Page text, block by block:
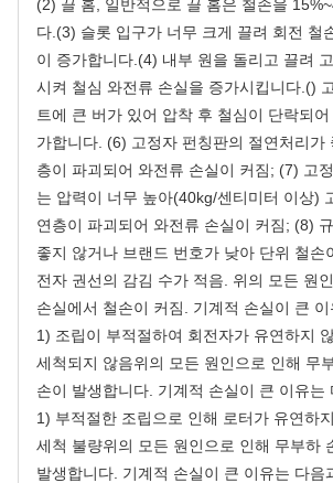
(2) 끌 홈, 일반적으로 끌 홈은 철손을
다.(3) 슬롯 입구가 너무 크게 끌려 회전 철
이 증가합니다.(4) 내부 원을 돌리고 끌려
시켜 철심 와전류 손실을 증가시킵니다.()
트에 큰 버가 있어 압착 후 철심이 단락되
가합니다. (6) 고정자 펀칭판의 절연처리가
층이 파괴되어 와전류 손실이 커짐; (7) 고
는 압력이 너무 높아(40kg/센티미터 이상)
연층이 파괴되어 와전류 손실이 커짐; (8)
좋지 않거나 브랜드 번호가 낮아 단위 철손
전자 권선의 감김 수가 적음. 위의 모든 원
손실에서 철손이 커짐. 기계적 손실이 큰
1) 조립이 부적절하여 회전자가 유연하지
세척되지 않음위의 모든 원인으로 인해 무
손이 발생합니다. 기계적 손실이 큰 이유는
1) 부적절한 조립으로 인해 로터가 유연하
세척 불량위의 모든 원인으로 인해 무부하
발생합니다. 기계적 손실이 큰 이유는 다음